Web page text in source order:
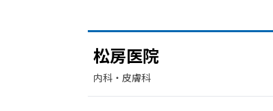
松房医院
内科・​皮膚科